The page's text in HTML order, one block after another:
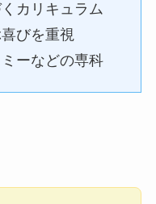
カリキュラム
びを重視
ーなどの専科